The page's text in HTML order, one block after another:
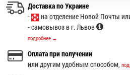
Доставка по Украине
-
на отделение Новой Почты
- самовывоз в г. Львов
подробнее →
Оплата при получении
или другим удобным способом,